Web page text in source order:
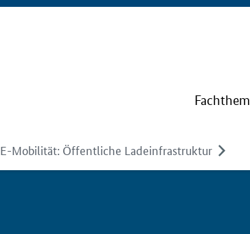
E-Mobilität: Öffentliche Ladeinfrastruktur